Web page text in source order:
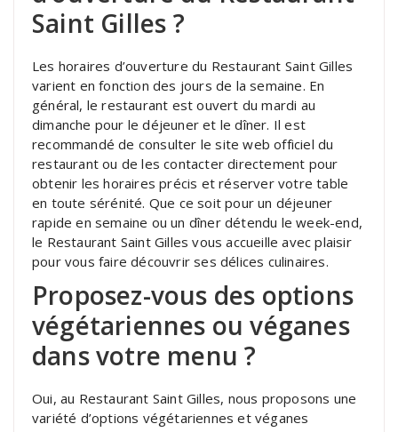
Saint Gilles ?
Les horaires d’ouverture du Restaurant Saint Gilles
varient en fonction des jours de la semaine. En
général, le restaurant est ouvert du mardi au
dimanche pour le déjeuner et le dîner. Il est
recommandé de consulter le site web officiel du
restaurant ou de les contacter directement pour
obtenir les horaires précis et réserver votre table
en toute sérénité. Que ce soit pour un déjeuner
rapide en semaine ou un dîner détendu le week-end,
le Restaurant Saint Gilles vous accueille avec plaisir
pour vous faire découvrir ses délices culinaires.
Proposez-vous des options
végétariennes ou véganes
dans votre menu ?
Oui, au Restaurant Saint Gilles, nous proposons une
variété d’options végétariennes et véganes